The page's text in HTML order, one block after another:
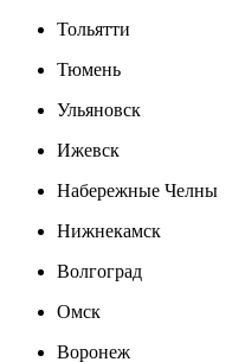
Тольятти
Тюмень
Ульяновск
Ижевск
Набережные Челны
Нижнекамск
Волгоград
Омск
Воронеж